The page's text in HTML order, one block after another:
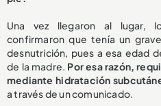
Una vez llegaron al lugar,
confirmaron que tenía un
desnutrición, pues a esa edad
de la madre. Por esa razón,
mediante hidratación
a través de un comunicado.